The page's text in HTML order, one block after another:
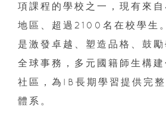
項課程的學校之一，現有來
地區、超過2100名在校學生
是激發卓越、塑造品格、鼓
全球事務，多元國籍師生構
社區，為IB長期學習提供完
體系。